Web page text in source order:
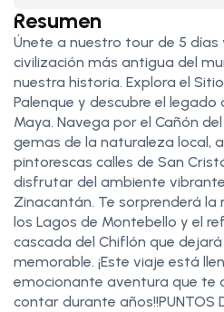
Resumen
Únete a nuestro tour de 5 días
civilización más antigua del
nuestra historia. Explora el
Palenque y descubre el
Maya. Navega por el Cañón
gemas de la naturaleza local,
pintorescas calles de San
disfrutar del ambiente
Zinacantán. Te sorprenderá la
los Lagos de Montebello y el
cascada del Chiflón que
memorable. ¡Este viaje está
emocionante aventura que te
contar durante años!!PUNTOS